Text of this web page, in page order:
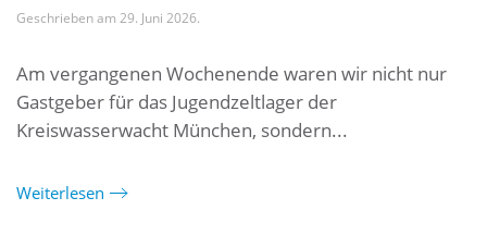
Geschrieben am 29. Juni 2026.
Am vergangenen Wochenende waren wir nicht nur
Gastgeber für das Jugendzeltlager der
Kreiswasserwacht München, sondern...
Weiterlesen